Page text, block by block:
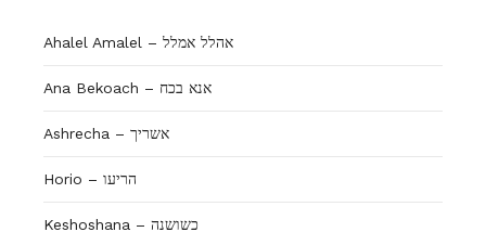
Ahalel Amalel – אהלל אמלל
Ana Bekoach – אנא בכח
Ashrecha – אשריך
Horio – הריעו
Keshoshana – כשושנה